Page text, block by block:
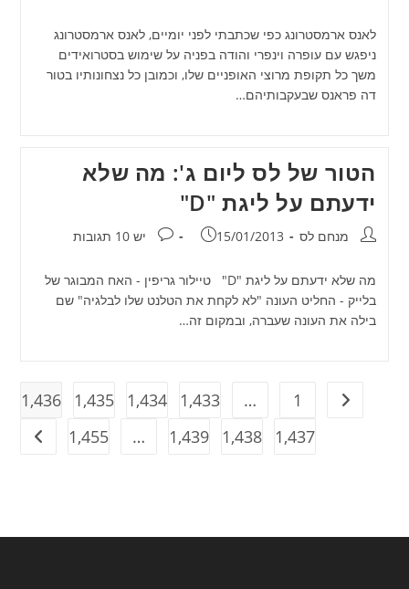
לאנס ארמסטרונג כפי שכתבתי לפני יומיים, לאנס ארמסטרונג
ניפגש עם עופרה וינפרי והודה בפניה על שימוש בסטרואידים
משך כל תקופת מרוצי האופניים שלו, וכמובן כל נצחונותיו בטור
דה פראנס שבעקבותיהם…
הטור של לס ליום ג': מה שלא
ידעתם על ליגת "D"
מחבר:מנחם לס פורסם:
15/01/2013 תגובות:
יש 10 תגובות
מה שלא ידעתם על ליגת "D" טיילור גריפין - האח המבוגר של
בלייק - החליט העונה "לא לקחת את הטלנט שלו לבלגיה" שם
בילה את העונה שעברה, ובמקום זה…
מעבר לעמוד הקודם
1
…
1,433
1,434
1,435
1,436
1,437
1,438
1,439
…
1,455 מעבר